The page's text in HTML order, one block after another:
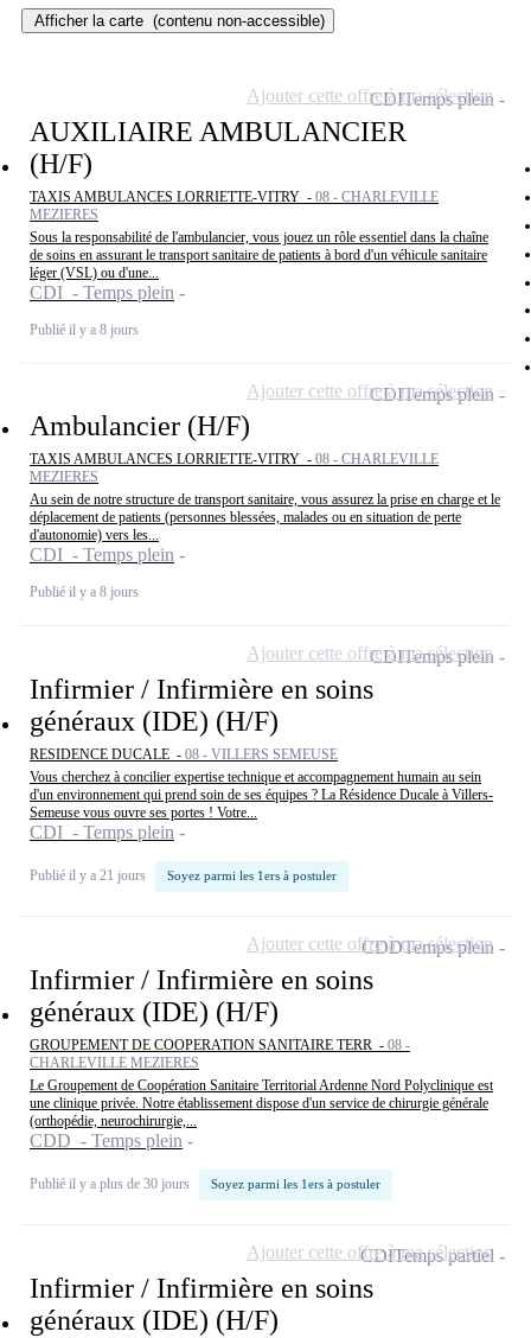
Afficher la carte (contenu non-accessible)
AUXILIAIRE AMBULANCIER
(H/F)
TAXIS AMBULANCES LORRIETTE-VITRY - 08 - CHARLEVILLE
MEZIERES
Sous la responsabilité de l'ambulancier, vous jouez un rôle essentiel dans la chaîne
de soins en assurant le transport sanitaire de patients à bord d'un véhicule sanitaire
léger (VSL) ou d'une...
CDI - Temps plein
Publié il y a 8 jours
CDITemps plein
Ajouter cette offre à ma sélection
Ambulancier (H/F)
TAXIS AMBULANCES LORRIETTE-VITRY - 08 - CHARLEVILLE
MEZIERES
Au sein de notre structure de transport sanitaire, vous assurez la prise en charge et le
déplacement de patients (personnes blessées, malades ou en situation de perte
d'autonomie) vers les...
CDI - Temps plein
Publié il y a 8 jours
CDITemps plein
Ajouter cette offre à ma sélection
Infirmier / Infirmière en soins
généraux (IDE) (H/F)
RESIDENCE DUCALE - 08 - VILLERS SEMEUSE
Vous cherchez à concilier expertise technique et accompagnement humain au sein
d'un environnement qui prend soin de ses équipes ? La Résidence Ducale à Villers-
Semeuse vous ouvre ses portes ! Votre...
CDI - Temps plein
Publié il y a 21 jours Soyez parmi les 1ers à postuler
CDITemps plein
Ajouter cette offre à ma sélection
Infirmier / Infirmière en soins
généraux (IDE) (H/F)
GROUPEMENT DE COOPERATION SANITAIRE TERR - 08 -
CHARLEVILLE MEZIERES
Le Groupement de Coopération Sanitaire Territorial Ardenne Nord Polyclinique est
une clinique privée. Notre établissement dispose d'un service de chirurgie générale
(orthopédie, neurochirurgie,...
CDD - Temps plein
Publié il y a plus de 30 jours Soyez parmi les 1ers à postuler
CDDTemps plein
Ajouter cette offre à ma sélection
Infirmier / Infirmière en soins
généraux (IDE) (H/F)
CDITemps partiel
Ajouter cette offre à ma sélection